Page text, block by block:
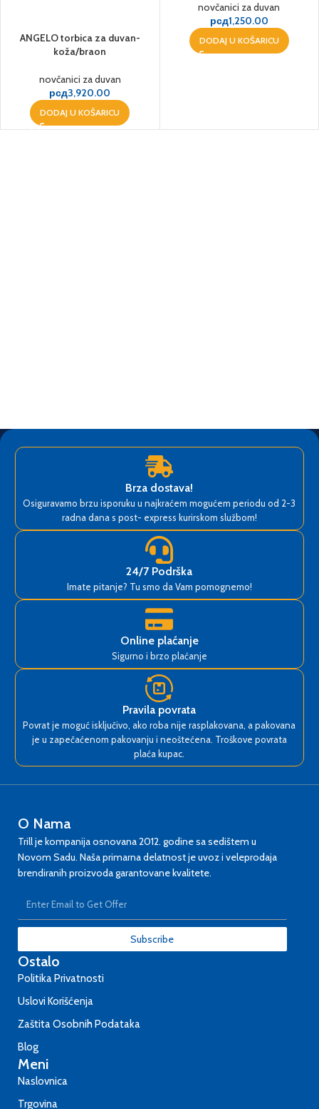
ANGELO torbica za duvan-
koža/braon
novčanici za duvan
рсд3,920.00
DODAJ U KOŠARICU
novčanici za duvan
рсд1,250.00
DODAJ U KOŠARICU
Brza dostava!
Osiguravamo brzu isporuku u najkraćem mogućem periodu od 2-3
radna dana s post- express kurirskom službom!
24/7 Podrška
Imate pitanje? Tu smo da Vam pomognemo!
Online plaćanje
Sigurno i brzo plaćanje
Pravila povrata
Povrat je moguć isključivo, ako roba nije rasplakovana, a pakovana
je u zapečaćenom pakovanju i neoštećena. Troškove povrata
plaća kupac.
O Nama
Trill je kompanija osnovana 2012. godine sa sedištem u
Novom Sadu. Naša primarna delatnost je uvoz i veleprodaja
brendiranih proizvoda garantovane kvalitete.
Subscribe
Ostalo
Politika Privatnosti
Uslovi Korišćenja
Zaštita Osobnih Podataka
Blog
Meni
Naslovnica
Trgovina